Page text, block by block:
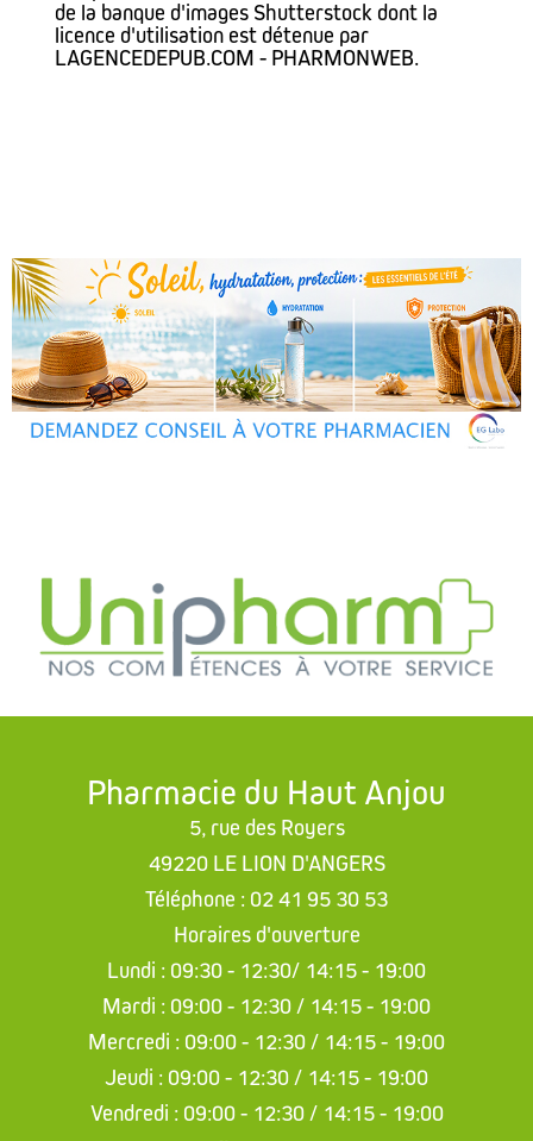
de la banque d'images Shutterstock dont la
licence d'utilisation est détenue par
LAGENCEDEPUB.COM - PHARMONWEB.
Pharmacie du Haut Anjou
5, rue des Royers
49220 LE LION D'ANGERS
Téléphone : 02 41 95 30 53
Horaires d'ouverture
Lundi : 09:30 - 12:30/ 14:15 - 19:00
Mardi : 09:00 - 12:30 / 14:15 - 19:00
Mercredi : 09:00 - 12:30 / 14:15 - 19:00
Jeudi : 09:00 - 12:30 / 14:15 - 19:00
Vendredi : 09:00 - 12:30 / 14:15 - 19:00